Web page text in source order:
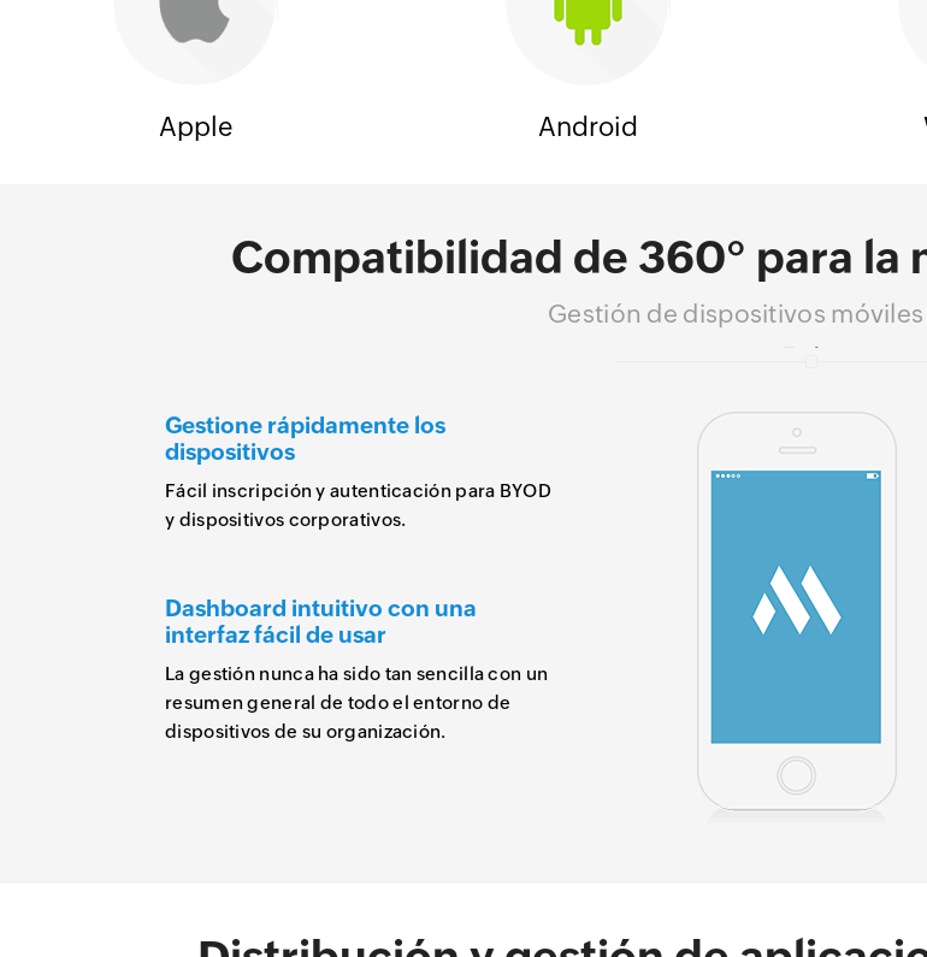
Apple Android
Compatibilidad de 360° para la
Gestión de dispositivos móviles
Gestione rápidamente los
dispositivos
Fácil inscripción y autenticación para BYOD
y dispositivos corporativos.
Dashboard intuitivo con una
interfaz fácil de usar
La gestión nunca ha sido tan sencilla con un
resumen general de todo el entorno de
dispositivos de su organización.